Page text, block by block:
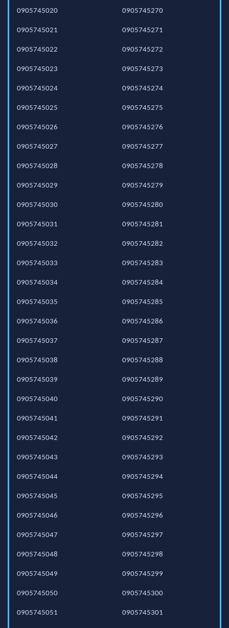
0905745020
0905745021
0905745022
0905745023
0905745024
0905745025
0905745026
0905745027
0905745028
0905745029
0905745030
0905745031
0905745032
0905745033
0905745034
0905745035
0905745036
0905745037
0905745038
0905745039
0905745040
0905745041
0905745042
0905745043
0905745044
0905745045
0905745046
0905745047
0905745048
0905745049
0905745050
0905745051
0905745270
0905745271
0905745272
0905745273
0905745274
0905745275
0905745276
0905745277
0905745278
0905745279
0905745280
0905745281
0905745282
0905745283
0905745284
0905745285
0905745286
0905745287
0905745288
0905745289
0905745290
0905745291
0905745292
0905745293
0905745294
0905745295
0905745296
0905745297
0905745298
0905745299
0905745300
0905745301